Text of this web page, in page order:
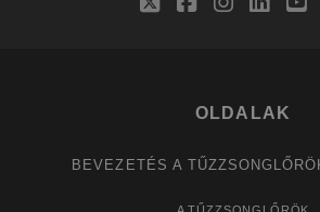
OLDALAK
BEVEZETÉS A
A TŰZZSONGLŐRÖK